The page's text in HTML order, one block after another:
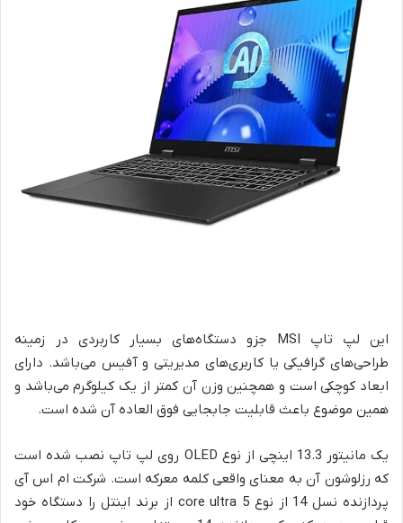
این لپ تاپ MSI جزو دستگاه‌های بسیار کاربردی در زمینه
طراحی‌های گرافیکی یا کاربری‌های مدیریتی و آفیس می‌باشد. دارای
ابعاد کوچکی است و همچنین وزن آن کمتر از یک کیلوگرم می‌باشد و
همین موضوع باعث قابلیت جابجایی فوق العاده آن شده است.
یک مانیتور 13.3 اینچی از نوع OLED روی لپ تاپ نصب شده است
که رزلوشون آن به معنای واقعی کلمه معرکه است. شرکت ام اس آی
پردازنده نسل 14 از نوع core ultra 5 از برند اینتل را دستگاه خود